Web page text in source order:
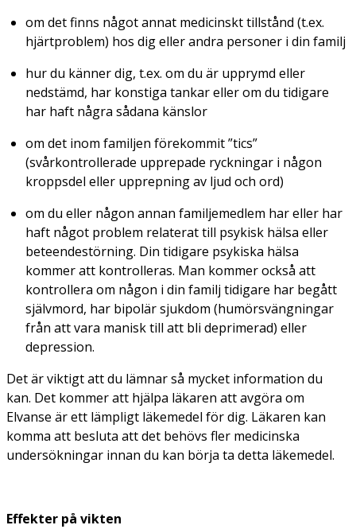
om det finns något annat medicinskt tillstånd (t.ex.
hjärtproblem) hos dig eller andra personer i din familj
hur du känner dig, t.ex. om du är upprymd eller
nedstämd, har konstiga tankar eller om du tidigare
har haft några sådana känslor
om det inom familjen förekommit ”tics”
(svårkontrollerade upprepade ryckningar i någon
kroppsdel eller upprepning av ljud och ord)
om du eller någon annan familjemedlem har eller har
haft något problem relaterat till psykisk hälsa eller
beteendestörning. Din tidigare psykiska hälsa
kommer att kontrolleras. Man kommer också att
kontrollera om någon i din familj tidigare har begått
självmord, har bipolär sjukdom (humörsvängningar
från att vara manisk till att bli deprimerad) eller
depression.
Det är viktigt att du lämnar så mycket information du
kan. Det kommer att hjälpa läkaren att avgöra om
Elvanse är ett lämpligt läkemedel för dig. Läkaren kan
komma att besluta att det behövs fler medicinska
undersökningar innan du kan börja ta detta läkemedel.
Effekter på vikten